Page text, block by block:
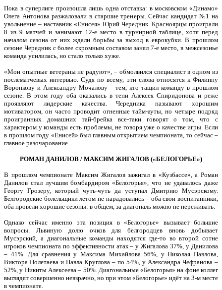
Пока в суперлиге произошла лишь одна отставка: в московском «Динамо»
Олега Антонова разжаловали в старшие тренеры. Сейчас кандидат №1 на
увольнение – наставник «Енисея» Юрий Чередник. Красноярцы проиграли
8 из 9 матчей и занимают 12-е место в турнирной таблице, хотя перед
началом сезона от них ждали борьбы за выход в еврокубки. В прошлом
сезоне Чередник с более скромным составом занял 7-е место, в межсезонье
команда усилилась, но стало только хуже.
«Мои опытные ветераны не радуют», – обмолвился специалист в одном из
послематчевых интервью. Судя по всему, эти слова относятся к Филиппу
Воронкову и Александру Мочалову – тем, кто тащил команду в прошлом
сезоне. В этом году оба оказались в тени Алексея Спиридонова и реже
проявляют лидерские качества. Чередника называют хорошим
мотиватором, он часто проводит огненные тайм-ауты, но четыре подряд
проигранных домашних тай-брейка все-таки говорят о том, что с
характером у команды есть проблемы, не говоря уже о качестве игры. Если
в прошлом году «Енисей» был главным открытием чемпионата, то сейчас –
главное разочарование.
РОМАН ДАНИЛОВ / МАКСИМ ЖИГАЛОВ («БЕЛОГОРЬЕ»)
В прошлом чемпионате Максим Жигалов зажигал в «Кузбассе», а Роман
Данилов стал лучшим бомбардиром «Белогорья», что не удавалось даже
Георгу Грозеру, который чуть-чуть да уступал Дмитрию Мусэрскому.
Белгородские болельщики летом не нарадовались – оба свои воспитанники,
оба провели хорошие сезоны: в общем, за диагональ можно не переживать.
Однако сейчас именно эта позиция в «Белогорье» вызывает большие
вопросы. Львиную долю очков для белгородцев вновь добывает
Мусэрский, а диагональные команды находятся где-то во второй сотне
игроков чемпионата по эффективности атак – у Жигалова 37%, у Данилова
– 41%. Для сравнения у Максима Михайлова 56%, у Николая Павлова,
Виктора Полетаева и Павла Круглова – по 54%, у Александра Чефранова –
52%, у Никиты Алексеева – 50%. Диагональные «Белогорья» на фоне коллег
выглядят совершенно невзрачно, но при этом «Белогорье» идёт на 3-м месте
в чемпионате.